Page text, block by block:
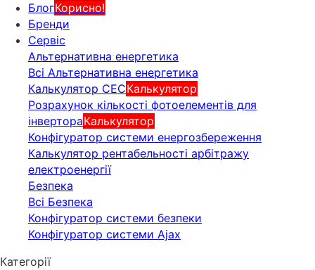
БлогКорисно!
Бренди
Сервіс
Альтернативна енергетика
Всі Альтернативна енергетика
Калькулятор СЕСКалькулятор
Розрахунок кількості фотоелементів для
інвертораКалькулятор
Конфігуратор системи енергозбереження
Калькулятор рентабельності арбітражу
електроенергії
Безпека
Всі Безпека
Конфігуратор системи безпеки
Конфігуратор системи Ajax
Категорії